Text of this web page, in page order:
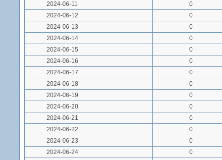
2024-06-11
0
2024-06-12
0
2024-06-13
0
2024-06-14
0
2024-06-15
0
2024-06-16
0
2024-06-17
0
2024-06-18
0
2024-06-19
0
2024-06-20
0
2024-06-21
0
2024-06-22
0
2024-06-23
0
2024-06-24
0